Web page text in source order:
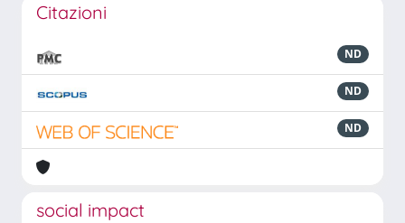
Citazioni
ND
ND
ND
social impact